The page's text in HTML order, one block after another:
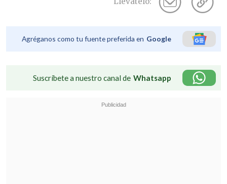
Agréganos como tu fuente preferida en Google
Suscríbete a nuestro canal de Whatsapp